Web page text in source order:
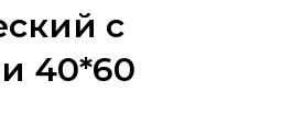
с
40*60